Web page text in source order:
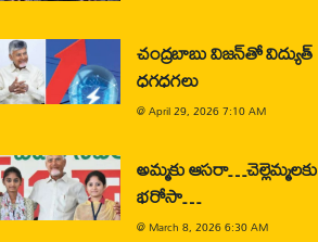
చంద్రబాబు విజన్‌తో విద్యుత్
ధగధగలు
@April 29, 2026 7:10 AM
అమ్మకు ఆసరా…చెల్లెమ్మలకు
భరోసా…
@ March 8, 2026 6:30 AM